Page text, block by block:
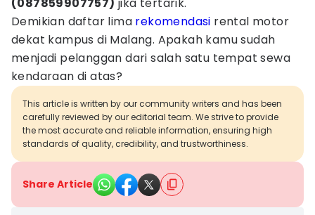
Demikian daftar lima rekomendasi rental motor
dekat kampus di Malang. Apakah kamu sudah
menjadi pelanggan dari salah satu tempat sewa
kendaraan di atas?
This article is written by our community writers and has been
carefully reviewed by our editorial team. We strive to provide
the most accurate and reliable information, ensuring high
standards of quality, credibility, and trustworthiness.
Share Article